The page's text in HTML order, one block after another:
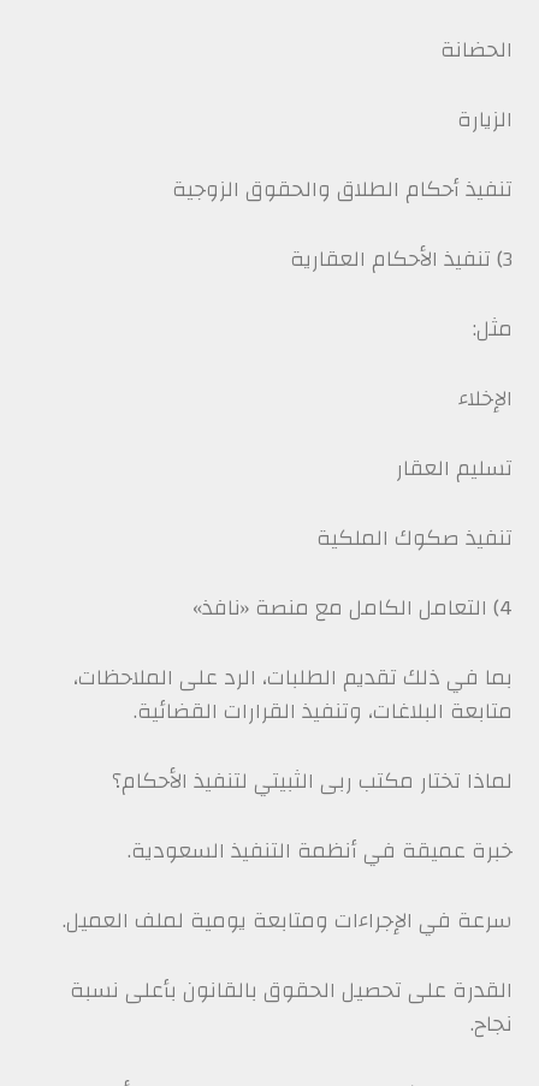
الحضانة
الزيارة
تنفيذ أحكام الطلاق والحقوق الزوجية
3) تنفيذ الأحكام العقارية
مثل:
الإخلاء
تسليم العقار
تنفيذ صكوك الملكية
4) التعامل الكامل مع منصة «نافذ»
بما في ذلك تقديم الطلبات، الرد على الملاحظات،
متابعة البلاغات، وتنفيذ القرارات القضائية.
لماذا تختار مكتب ربى الثبيتي لتنفيذ الأحكام؟
خبرة عميقة في أنظمة التنفيذ السعودية.
سرعة في الإجراءات ومتابعة يومية لملف العميل.
القدرة على تحصيل الحقوق بالقانون بأعلى نسبة
نجاح.